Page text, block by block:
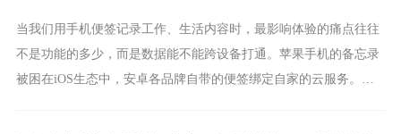
当我们用手机便签记录工作、生活内容时，最影响体验的痛点往往
不是功能的多少，而是数据能不能跨设备打通。苹果手机的备忘录
被困在iOS生态中，安卓各品牌自带的便签绑定自家的云服务。而